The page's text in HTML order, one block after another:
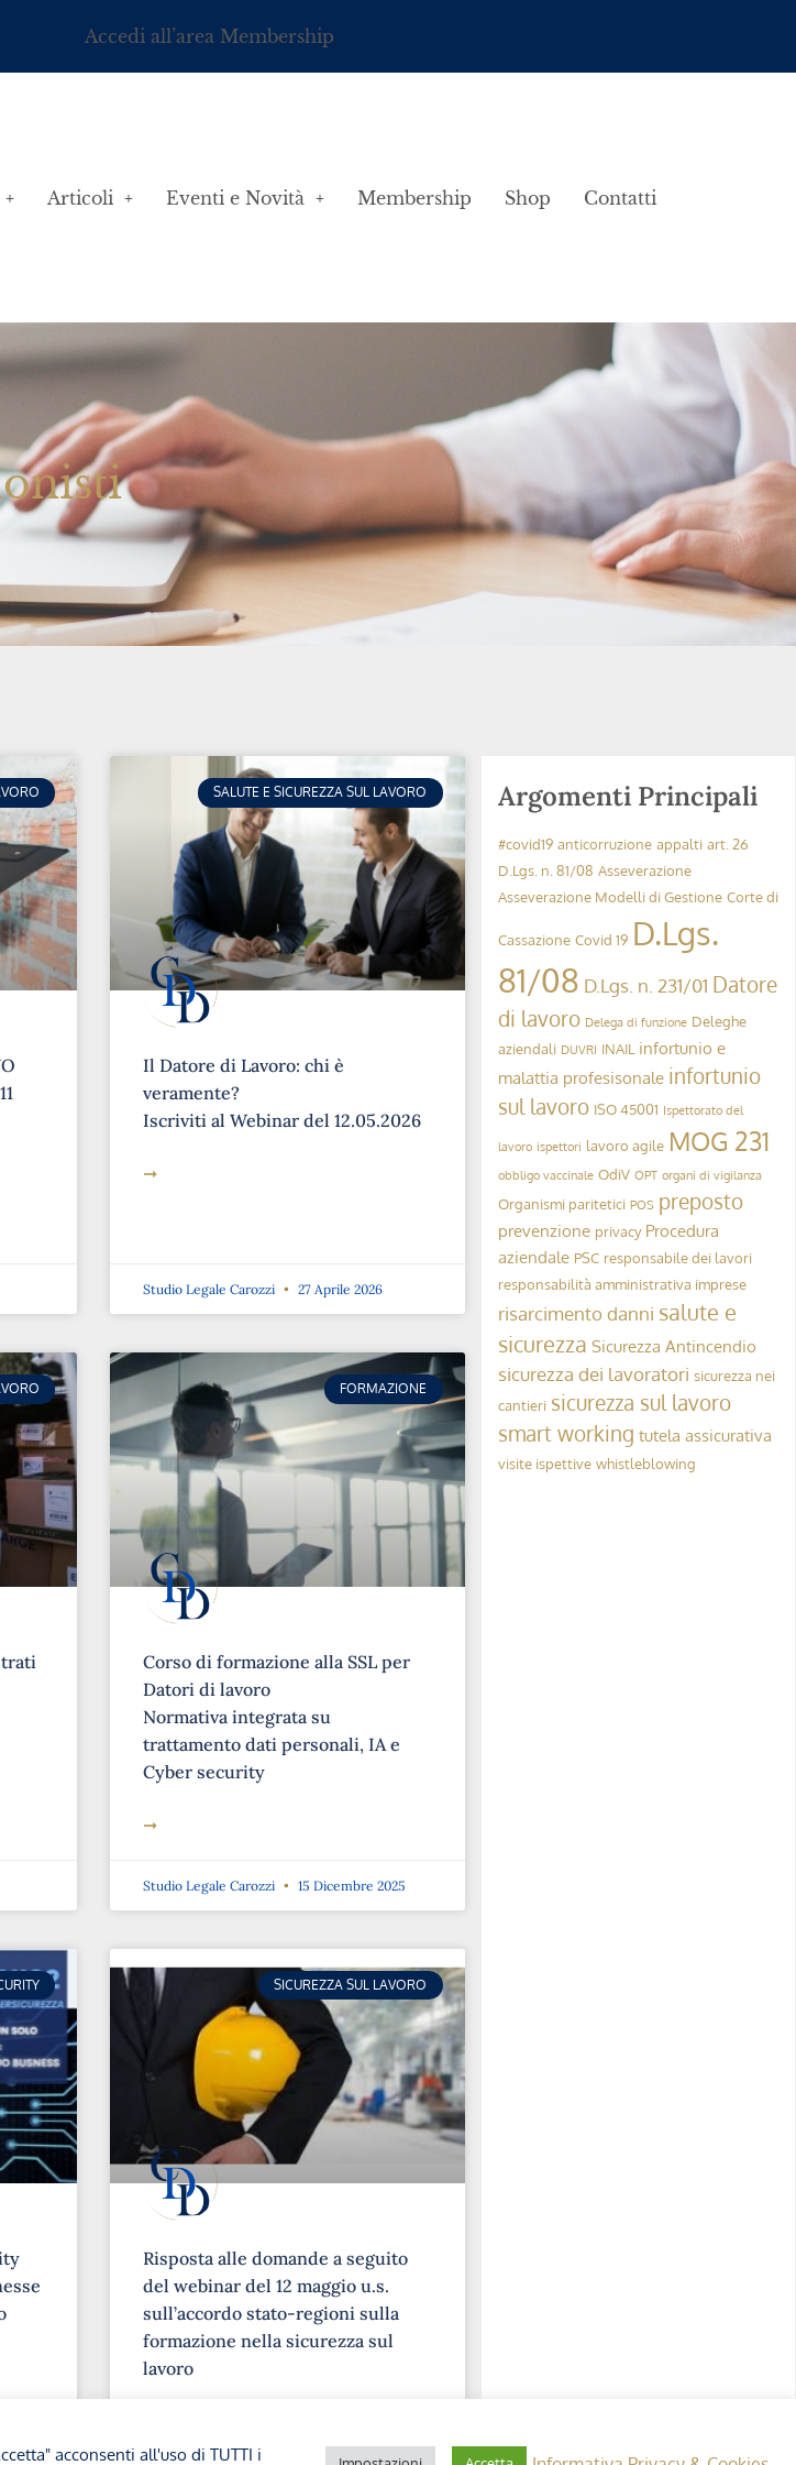
Accedi all’area Membership
Articoli Eventi e Novità Membership Shop Contatti
SALUTE E SICUREZZA SUL LAVORO
Il Datore di Lavoro: chi è
veramente?
Iscriviti al Webinar del 12.05.2026
➞
Studio Legale Carozzi 27 Aprile 2026
FORMAZIONE
Corso di formazione alla SSL per
Datori di lavoro
Normativa integrata su
trattamento dati personali, IA e
Cyber security
➞
Studio Legale Carozzi 15 Dicembre 2025
SICUREZZA SUL LAVORO
Risposta alle domande a seguito
del webinar del 12 maggio u.s.
sull’accordo stato-regioni sulla
formazione nella sicurezza sul
lavoro
Argomenti Principali
#covid19 anticorruzione appalti art. 26
D.Lgs. n. 81/08 Asseverazione
Asseverazione Modelli di Gestione Corte di
Cassazione Covid 19 D.Lgs.
81/08 D.Lgs. n. 231/01 Datore
di lavoro Delega di funzione Deleghe
aziendali DUVRI INAIL infortunio e
malattia profesisonale infortunio
sul lavoro ISO 45001 Ispettorato del
lavoro ispettori lavoro agile MOG 231
obbligo vaccinale OdiV OPT organi di vigilanza
Organismi paritetici POS preposto
prevenzione privacy Procedura
aziendale PSC responsabile dei lavori
responsabilità amministrativa imprese
risarcimento danni salute e
sicurezza Sicurezza Antincendio
sicurezza dei lavoratori sicurezza nei
cantieri sicurezza sul lavoro
smart working tutela assicurativa
visite ispettive whistleblowing
acconsenti all'uso di TUTTI i